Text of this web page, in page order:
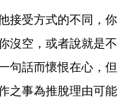
接受方式的不同，你
沒空，或者說就是不
句話而懷恨在心，但
之事為推脫理由可能